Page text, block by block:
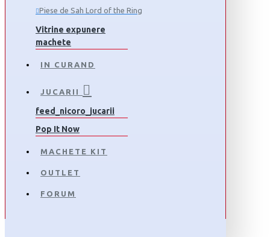
Piese de Sah Lord of the Ring
Vitrine expunere
machete
IN CURAND
JUCARII
feed_nicoro_jucarii
Pop It Now
MACHETE KIT
OUTLET
FORUM